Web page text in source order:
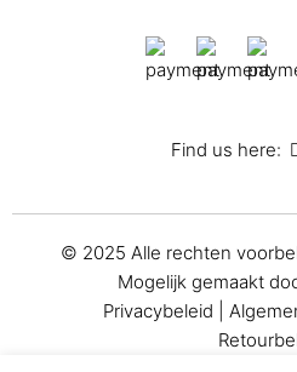
Find us here:
© 2025 Alle rechten
Mogelijk gemaakt
Privacybeleid